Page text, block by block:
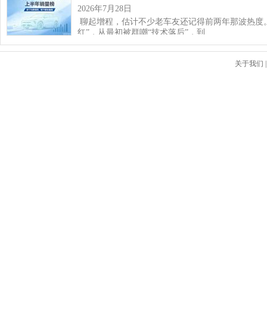
2026年7月28日
聊起增程，估计不少老车友还记得前两年那波热
红”，从最初被群嘲“技术落后”，到…
关于我们